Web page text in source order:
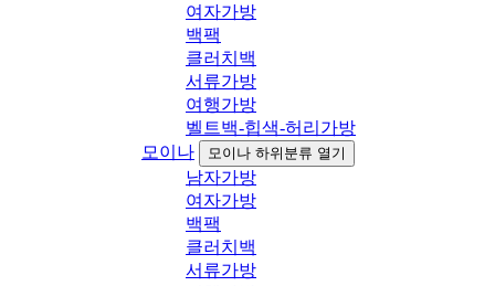
여자가방
백팩
클러치백
서류가방
여행가방
벨트백-힙색-허리가방
모이나
모이나 하위분류 열기
남자가방
여자가방
백팩
클러치백
서류가방